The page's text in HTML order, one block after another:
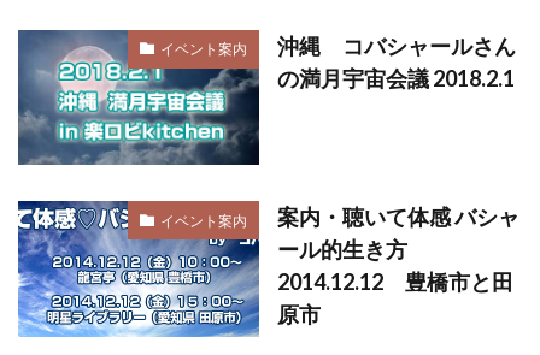
イベント案内
沖縄 コバシャールさん
の満月宇宙会議 2018.2.1
イベント案内
案内・聴いて体感 バシャ
ール的生き方
2014.12.12 豊橋市と田
原市